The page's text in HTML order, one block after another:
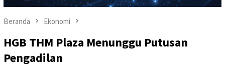
Beranda Ekonomi
HGB THM Plaza Menunggu Putusan
Pengadilan